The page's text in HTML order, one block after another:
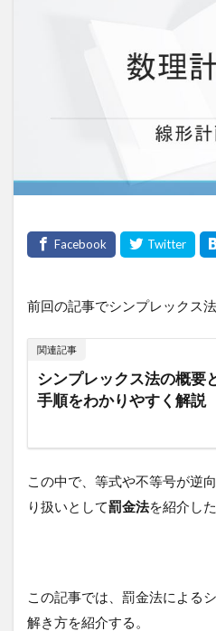
前回の記事でシンプレックス
関連記事
シンプレックス法の概要
手順をわかりやすく解説
この中で、等式や不等号が逆
り扱いとして罰金法を紹介した
この記事では、罰金法による
解き方を紹介する。